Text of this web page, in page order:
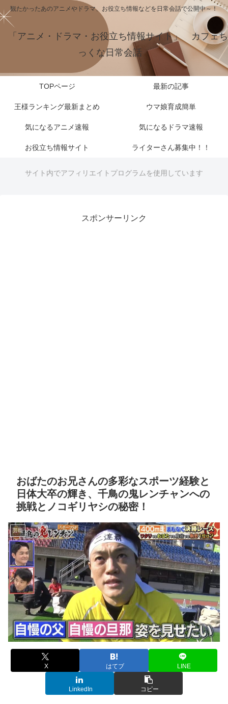
観たかったあのアニメやドラマ、お役立ち情報などを日常会話で公開中～！
「アニメ・ドラマ・お役立ち情報サイト」 カフェち
っくな日常会話
TOPページ 最新の記事
王様ランキング最新まとめ ウマ娘育成簡単
気になるアニメ速報 気になるドラマ速報
お役立ち情報サイト ライターさん募集中！！
サイト内でアフィリエイトプログラムを使用しています
スポンサーリンク
おばたのお兄さんの多彩なスポーツ経験と
日体大卒の輝き、千鳥の鬼レンチャンへの
挑戦とノコギリヤシの秘密！
芸能
X はてブ LINE
LinkedIn コピー